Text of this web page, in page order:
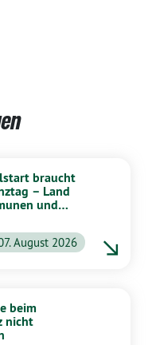
braucht
– Land
und
August 2026
beim
nicht